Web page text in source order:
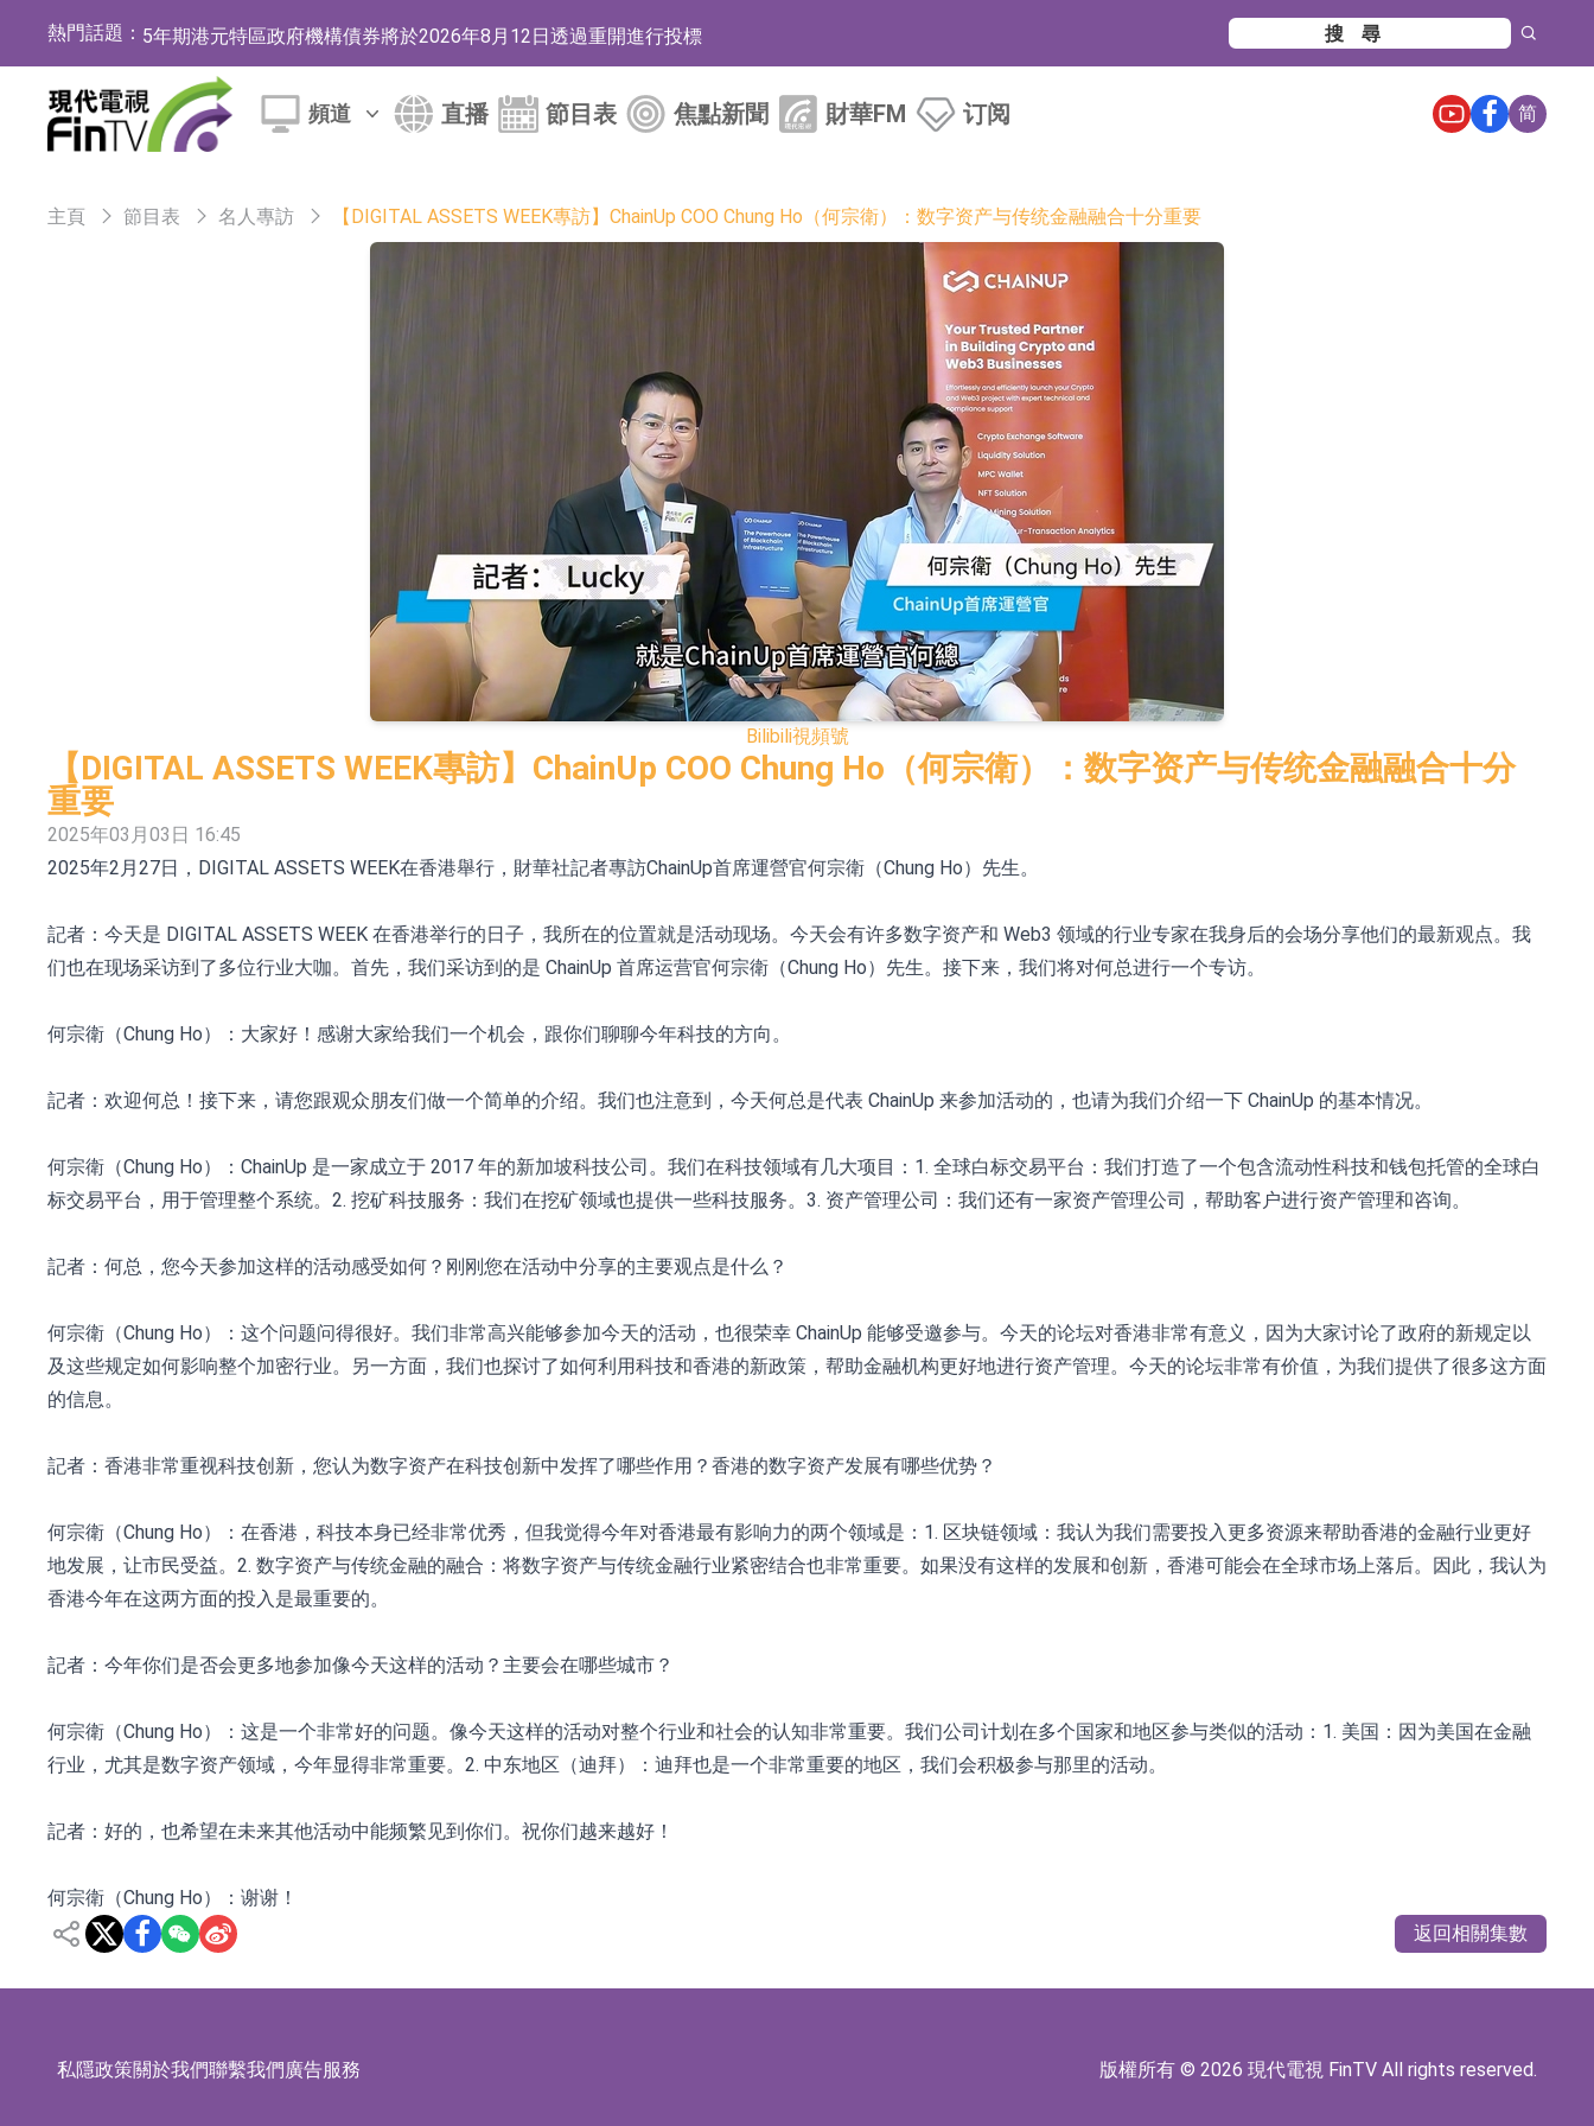
熱門話題： 5年期港元特區政府機構債券將於2026年8月12日透過重開進行投標
1年期港元隔夜平均指數掛鉤債券將於2026年8月12日進行投標
香港證監會就中國糖果前高管的失當行為取得13年取消資格令
【異動股】港股漲幅榜前十，生物係統工程股權(02902.HK)漲+218.75%，敏捷控股(00186.HK)漲+82.50%
嘉立創：公司主要提供EDA/CAM、PCB、電子元器件等電子及機械產業鏈一站式研發智造服務
工信部：到2030年形成3-5家具有較強國際運營能力的大型民爆企業集團
因美納：首批由中國生產製造基地生產的本土化產品完成客戶交付
魯陽節能：公司汽車襯墊 CCMAX、E2K、HBD系列產品已實現量產銷售
北京君正：預計後續仍將主要採用季度調價的模式
【異動股】汽車整車板塊下挫，北汽藍谷(600733.CN)跌6.38%
【異動股】港股漲幅榜前十，生物係統工程股權(02902.HK)漲+231.25%，中國智能健康(00348.HK)漲+133.33%
【異動股】鎢板塊拉升，中鎢高新(000657.CN)漲7.24%
【異動股】昨日打二板以上表現板塊拉升，欣天科技(300615.CN)漲19.97%
【異動股】港股跌幅榜前十，天瑞汽車内飾(06162.HK)跌18.00%，德信服務集團(02215.HK)跌16.33%
10年期港元特區政府機構債券將於2026年8月12日透過重開進行投標
頻道 直播 節目表 焦點新聞 財華FM 订阅 简
主頁 節目表 名人專訪 【DIGITAL ASSETS WEEK專訪】ChainUp COO Chung Ho（何宗衛）：数字资产与传统金融融合十分重要
Bilibili視頻號
【DIGITAL ASSETS WEEK專訪】ChainUp COO Chung Ho（何宗衛）：数字资产与传统金融融合十分
重要
2025年03月03日 16:45
2025年2月27日，DIGITAL ASSETS WEEK在香港舉行，財華社記者專訪ChainUp首席運營官何宗衛（Chung Ho）先生。
記者：今天是 DIGITAL ASSETS WEEK 在香港举行的日子，我所在的位置就是活动现场。今天会有许多数字资产和 Web3 领域的行业专家在我身后的会场分享他们的最新观点。我
们也在现场采访到了多位行业大咖。首先，我们采访到的是 ChainUp 首席运营官何宗衛（Chung Ho）先生。接下来，我们将对何总进行一个专访。
何宗衛（Chung Ho）：大家好！感谢大家给我们一个机会，跟你们聊聊今年科技的方向。
記者：欢迎何总！接下来，请您跟观众朋友们做一个简单的介绍。我们也注意到，今天何总是代表 ChainUp 来参加活动的，也请为我们介绍一下 ChainUp 的基本情况。
何宗衛（Chung Ho）：ChainUp 是一家成立于 2017 年的新加坡科技公司。我们在科技领域有几大项目：1. 全球白标交易平台：我们打造了一个包含流动性科技和钱包托管的全球白
标交易平台，用于管理整个系统。2. 挖矿科技服务：我们在挖矿领域也提供一些科技服务。3. 资产管理公司：我们还有一家资产管理公司，帮助客户进行资产管理和咨询。
記者：何总，您今天参加这样的活动感受如何？刚刚您在活动中分享的主要观点是什么？
何宗衛（Chung Ho）：这个问题问得很好。我们非常高兴能够参加今天的活动，也很荣幸 ChainUp 能够受邀参与。今天的论坛对香港非常有意义，因为大家讨论了政府的新规定以
及这些规定如何影响整个加密行业。另一方面，我们也探讨了如何利用科技和香港的新政策，帮助金融机构更好地进行资产管理。今天的论坛非常有价值，为我们提供了很多这方面
的信息。
記者：香港非常重视科技创新，您认为数字资产在科技创新中发挥了哪些作用？香港的数字资产发展有哪些优势？
何宗衛（Chung Ho）：在香港，科技本身已经非常优秀，但我觉得今年对香港最有影响力的两个领域是：1. 区块链领域：我认为我们需要投入更多资源来帮助香港的金融行业更好
地发展，让市民受益。2. 数字资产与传统金融的融合：将数字资产与传统金融行业紧密结合也非常重要。如果没有这样的发展和创新，香港可能会在全球市场上落后。因此，我认为
香港今年在这两方面的投入是最重要的。
記者：今年你们是否会更多地参加像今天这样的活动？主要会在哪些城市？
何宗衛（Chung Ho）：这是一个非常好的问题。像今天这样的活动对整个行业和社会的认知非常重要。我们公司计划在多个国家和地区参与类似的活动：1. 美国：因为美国在金融
行业，尤其是数字资产领域，今年显得非常重要。2. 中东地区（迪拜）：迪拜也是一个非常重要的地区，我们会积极参与那里的活动。
記者：好的，也希望在未来其他活动中能频繁见到你们。祝你们越来越好！
何宗衛（Chung Ho）：谢谢！
返回相關集數
私隱政策關於我們聯繫我們廣告服務 版權所有 © 2026 現代電視 FinTV All rights reserved.